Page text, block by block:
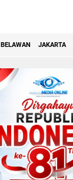
BELAWAN JAKARTA